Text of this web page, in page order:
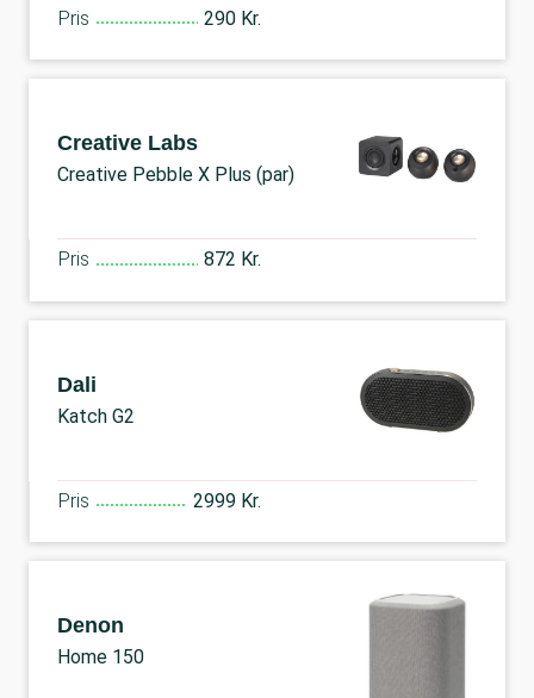
Pris 290 Kr.
Creative Labs
Creative Pebble X Plus (par)
Pris 872 Kr.
Dali
Katch G2
Pris 2999 Kr.
Denon
Home 150